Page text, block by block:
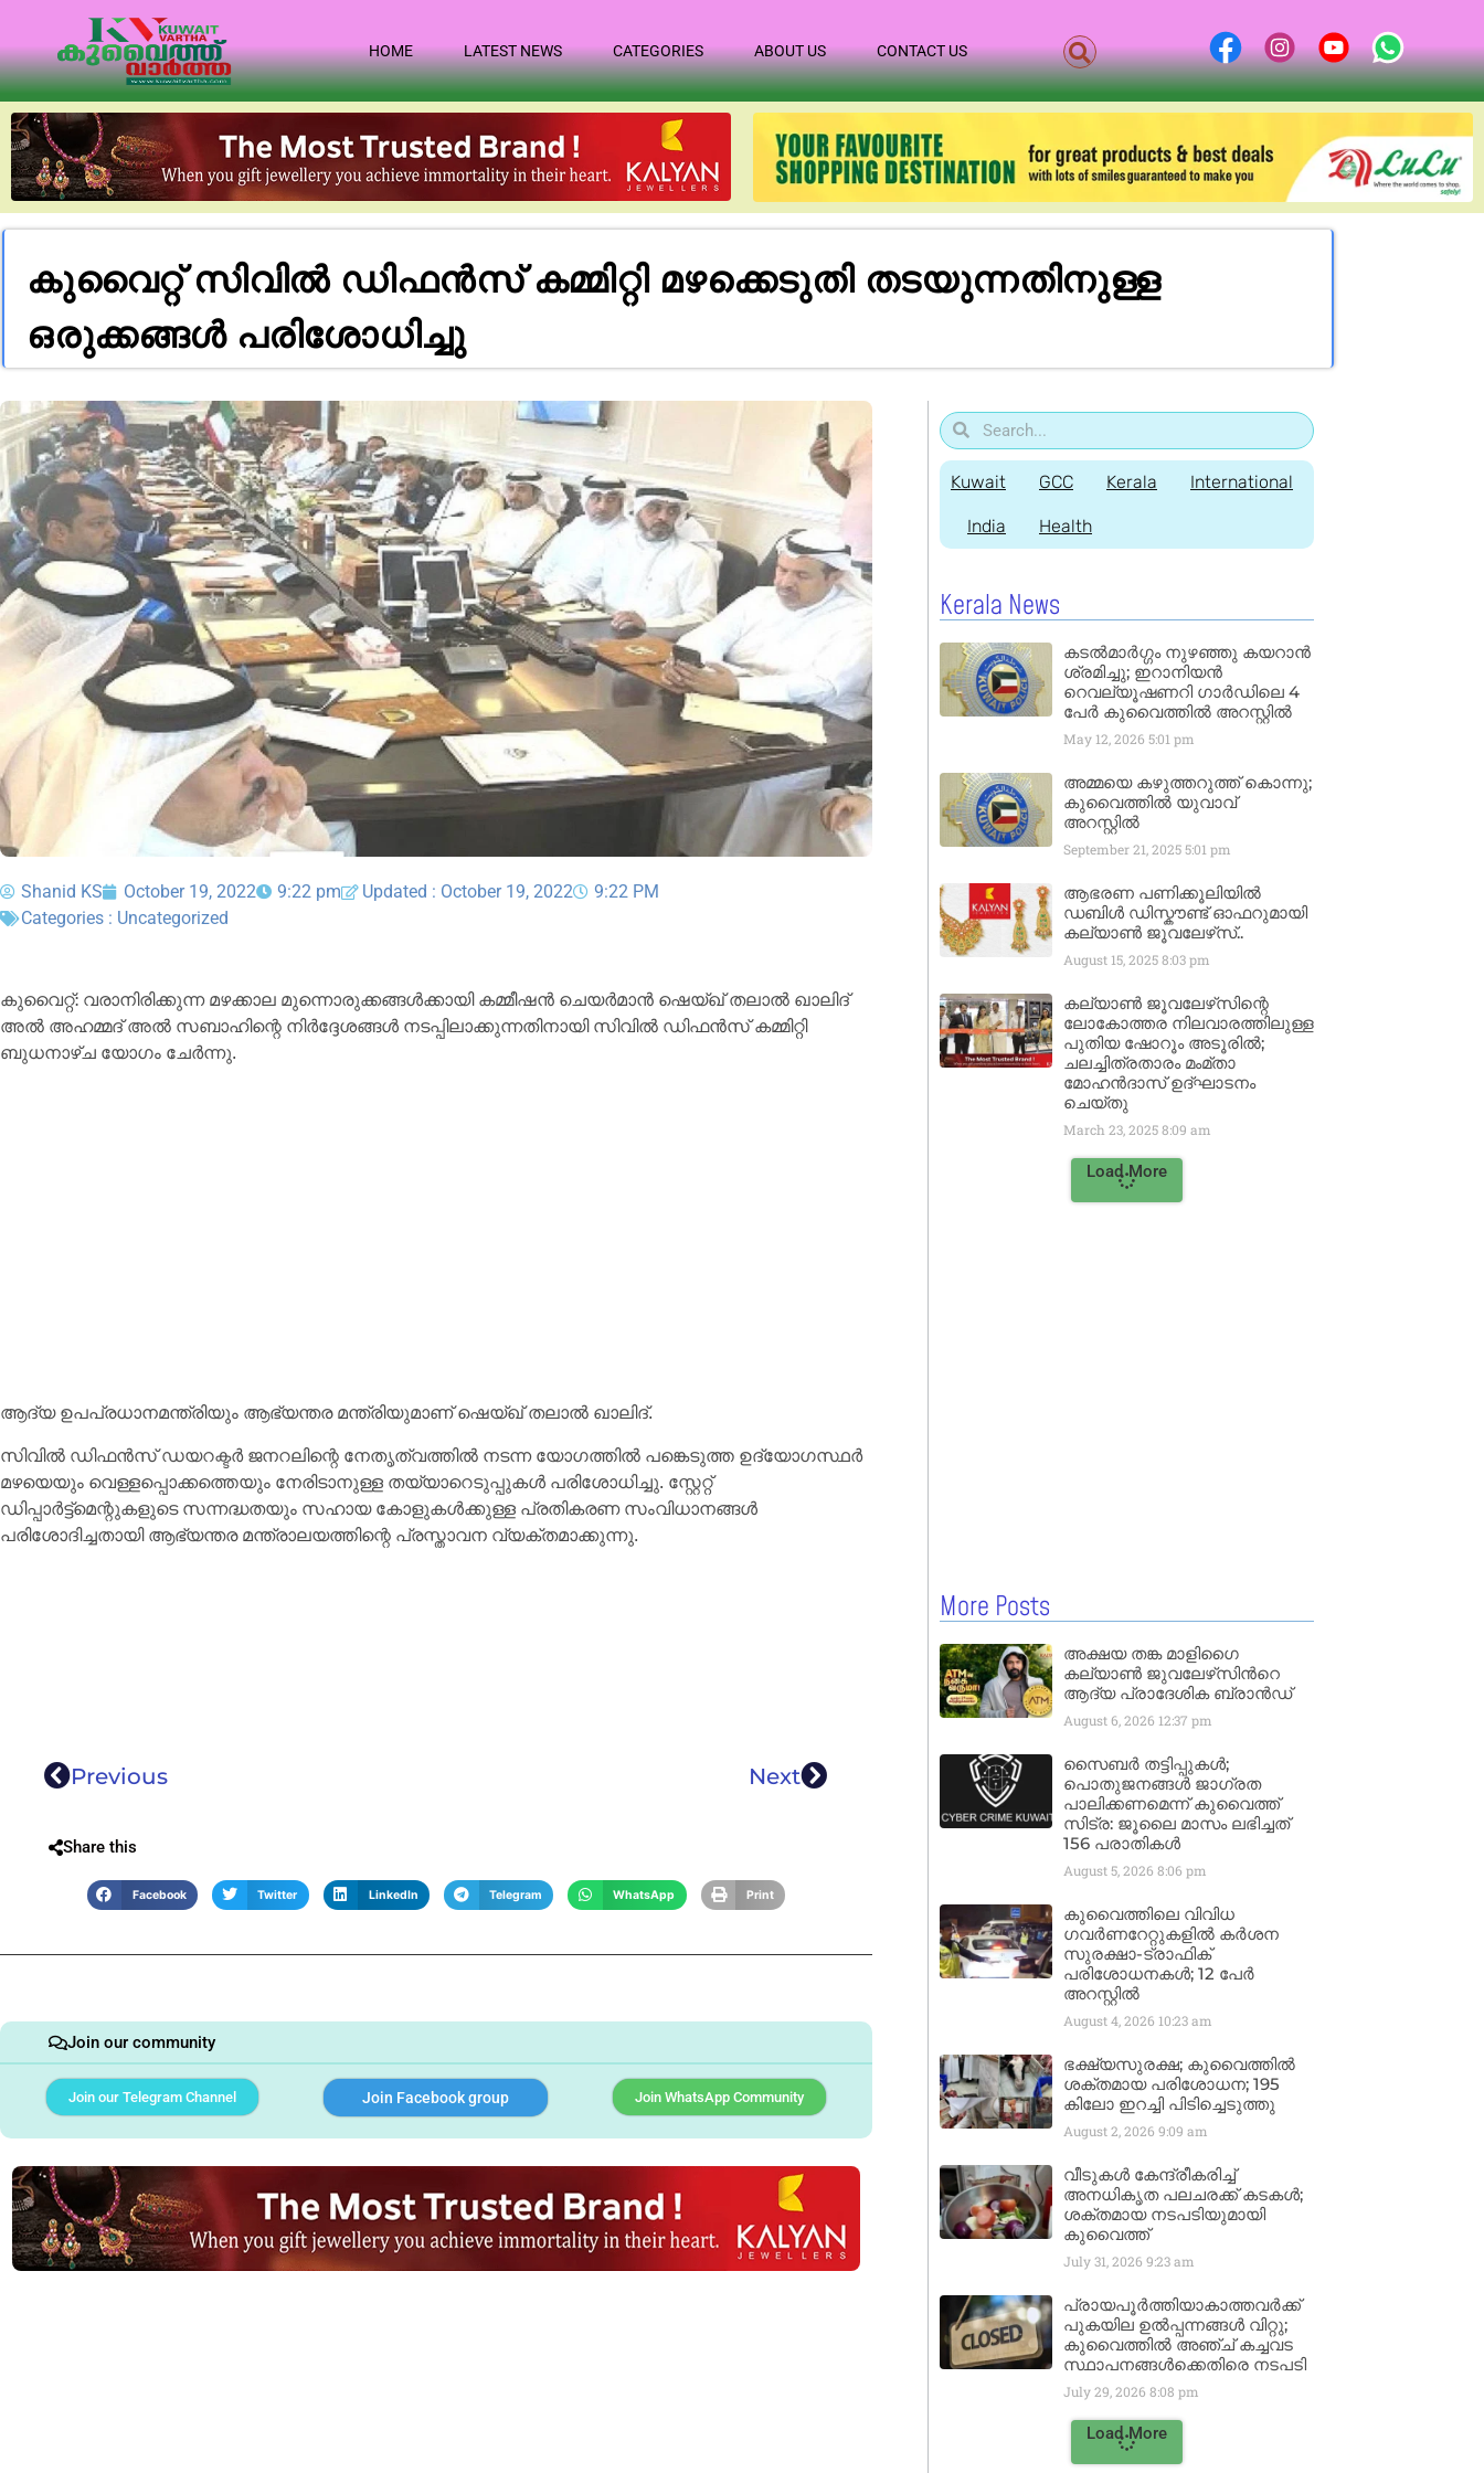
HOME LATEST NEWS CATEGORIES ABOUT US CONTACT US
കുവൈറ്റ് സിവിൽ ഡിഫൻസ് കമ്മിറ്റി മഴക്കെടുതി തടയുന്നതിനുള്ള
ഒരുക്കങ്ങൾ പരിശോധിച്ചു
Shanid KS October 19, 2022 9:22 pm Updated : October 19, 2022
9:22 PM
Categories : Uncategorized
കുവൈറ്റ്: വരാനിരിക്കുന്ന മഴക്കാല മുന്നൊരുക്കങ്ങൾക്കായി കമ്മീഷൻ ചെയർമാൻ ഷെയ്ഖ് തലാൽ ഖാലിദ്
അൽ അഹമ്മദ് അൽ സബാഹിന്റെ നിർദ്ദേശങ്ങൾ നടപ്പിലാക്കുന്നതിനായി സിവിൽ ഡിഫൻസ് കമ്മിറ്റി
ബുധനാഴ്ച യോഗം ചേർന്നു.
ആദ്യ ഉപപ്രധാനമന്ത്രിയും ആഭ്യന്തര മന്ത്രിയുമാണ് ഷെയ്ഖ് തലാൽ ഖാലിദ്.
സിവിൽ ഡിഫൻസ് ഡയറക്ടർ ജനറലിന്റെ നേതൃത്വത്തിൽ നടന്ന യോഗത്തിൽ പങ്കെടുത്ത ഉദ്യോഗസ്ഥർ
മഴയെയും വെള്ളപ്പൊക്കത്തെയും നേരിടാനുള്ള തയ്യാറെടുപ്പുകൾ പരിശോധിച്ചു. സ്റ്റേറ്റ്
ഡിപ്പാർട്ട്‌മെന്റുകളുടെ സന്നദ്ധതയും സഹായ കോളുകൾക്കുള്ള പ്രതികരണ സംവിധാനങ്ങൾ
പരിശോദിച്ചതായി ആഭ്യന്തര മന്ത്രാലയത്തിന്റെ പ്രസ്താവന വ്യക്തമാക്കുന്നു.
Previous Next
Share this
Facebook Twitter LinkedIn Telegram WhatsApp Print
Join our community
Join our Telegram Channel Join Facebook group Join WhatsApp Community
Kuwait GCC Kerala International
India Health
Kerala News
കടൽമാർഗ്ഗം നുഴഞ്ഞു കയറാൻ
ശ്രമിച്ചു; ഇറാനിയൻ
റെവല്യൂഷണറി ഗാർഡിലെ 4
പേർ കുവൈത്തിൽ അറസ്റ്റിൽ
May 12, 2026 5:01 pm
അമ്മയെ കഴുത്തറുത്ത് കൊന്നു;
കുവൈത്തിൽ യുവാവ്
അറസ്റ്റിൽ
September 21, 20255:01 pm
ആഭരണ പണിക്കൂലിയിൽ
ഡബിൾ ഡിസ്കൗണ്ട് ഓഫറുമായി
കല്യാൺ ജൂവലേഴ്‌സ്..
August 15, 20258:03 pm
കല്യാൺ ജൂവലേഴ്‌സിന്റെ
ലോകോത്തര നിലവാരത്തിലുള്ള
പുതിയ ഷോറൂം അടൂരിൽ;
ചലച്ചിത്രതാരം മംമ്താ
മോഹൻദാസ് ഉദ്ഘാടനം
ചെയ്‌തു
March 23, 20258:09 am
Load More
More Posts
അക്ഷയ തങ്ക മാളിഗൈ
കല്യാണ്‍ ജുവലേഴ്‌സിന്‍റെ
ആദ്യ പ്രാദേശിക ബ്രാന്‍ഡ്
August 6, 2026 12:37 pm
സൈബർ തട്ടിപ്പുകൾ;
പൊതുജനങ്ങൾ ജാഗ്രത
പാലിക്കണമെന്ന് കുവൈത്ത്
സിട്ര: ജൂലൈ മാസം ലഭിച്ചത്
156 പരാതികൾ
August 5, 2026 8:06 pm
കുവൈത്തിലെ വിവിധ
ഗവർണറേറ്റുകളിൽ കർശന
സുരക്ഷാ-ട്രാഫിക്
പരിശോധനകൾ; 12 പേർ
അറസ്റ്റിൽ
August 4, 2026 10:23 am
ഭക്ഷ്യസുരക്ഷ; കുവൈത്തിൽ
ശക്തമായ പരിശോധന; 195
കിലോ ഇറച്ചി പിടിച്ചെടുത്തു
August 2, 2026 9:09 am
വീടുകൾ കേന്ദ്രീകരിച്ച്
അനധികൃത പലചരക്ക് കടകൾ;
ശക്തമായ നടപടിയുമായി
കുവൈത്ത്
July 31, 2026 9:23 am
പ്രായപൂർത്തിയാകാത്തവർക്ക്
പുകയില ഉൽപ്പന്നങ്ങൾ വിറ്റു;
കുവൈത്തിൽ അഞ്ച് കച്ചവട
സ്ഥാപനങ്ങൾക്കെതിരെ നടപടി
July 29, 2026 8:08 pm
Load More